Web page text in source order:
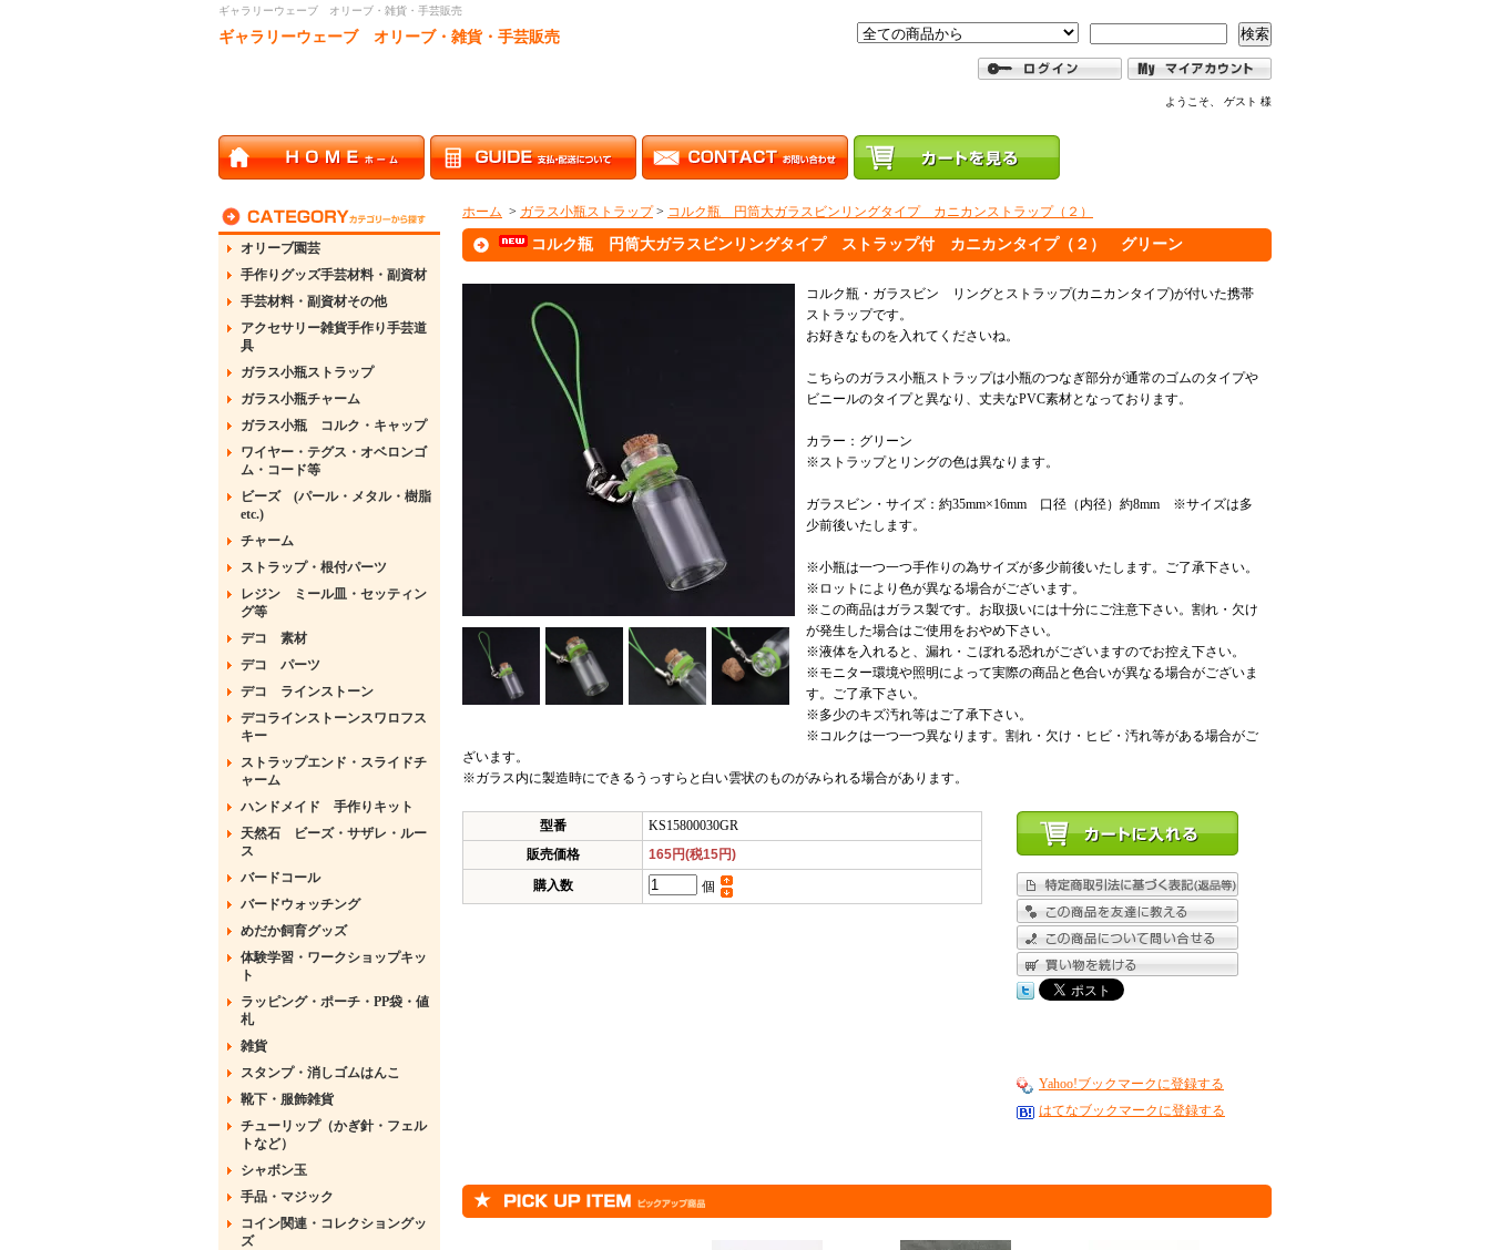
ギャラリーウェーブ オリーブ・雑貨・手芸販売
ギャラリーウェーブ オリーブ・雑貨・手芸販売 検索
ようこそ、 ゲスト 様
オリーブ園芸
手作りグッズ手芸材料・副資材
手芸材料・副資材その他
アクセサリー雑貨手作り手芸道
具
ガラス小瓶ストラップ
ガラス小瓶チャーム
ガラス小瓶 コルク・キャップ
ワイヤー・テグス・オベロンゴ
ム・コード等
ビーズ (パール・メタル・樹脂
etc.)
チャーム
ストラップ・根付パーツ
レジン ミール皿・セッティン
グ等
デコ 素材
デコ パーツ
デコ ラインストーン
デコラインストーンスワロフス
キー
ストラップエンド・スライドチ
ャーム
ハンドメイド 手作りキット
天然石 ビーズ・サザレ・ルー
ス
バードコール
バードウォッチング
めだか飼育グッズ
体験学習・ワークショップキッ
ト
ラッピング・ポーチ・PP袋・値
札
雑貨
スタンプ・消しゴムはんこ
靴下・服飾雑貨
チューリップ（かぎ針・フェル
トなど）
シャボン玉
手品・マジック
コイン関連・コレクショングッ
ズ
ホーム > ガラス小瓶ストラップ> コルク瓶 円筒大ガラスビンリングタイプ カニカンストラップ（２）
コルク瓶 円筒大ガラスビンリングタイプ ストラップ付 カニカンタイプ（２） グリーン
コルク瓶・ガラスビン リングとストラップ(カニカンタイプ)が付いた携帯
ストラップです。
お好きなものを入れてくださいね。
こちらのガラス小瓶ストラップは小瓶のつなぎ部分が通常のゴムのタイプや
ビニールのタイプと異なり、丈夫なPVC素材となっております。
カラー：グリーン
※ストラップとリングの色は異なります。
ガラスビン・サイズ：約35mm×16mm 口径（内径）約8mm ※サイズは多
少前後いたします。
※小瓶は一つ一つ手作りの為サイズが多少前後いたします。ご了承下さい。
※ロットにより色が異なる場合がございます。
※この商品はガラス製です。お取扱いには十分にご注意下さい。割れ・欠け
が発生した場合はご使用をおやめ下さい。
※液体を入れると、漏れ・こぼれる恐れがございますのでお控え下さい。
※モニター環境や照明によって実際の商品と色合いが異なる場合がございま
す。ご了承下さい。
※多少のキズ汚れ等はご了承下さい。
※コルクは一つ一つ異なります。割れ・欠け・ヒビ・汚れ等がある場合がご
ざいます。
※ガラス内に製造時にできるうっすらと白い雲状のものがみられる場合があります。
型番
KS15800030GR
販売価格
165円(税15円)
購入数
個
Yahoo!ブックマークに登録する
はてなブックマークに登録する